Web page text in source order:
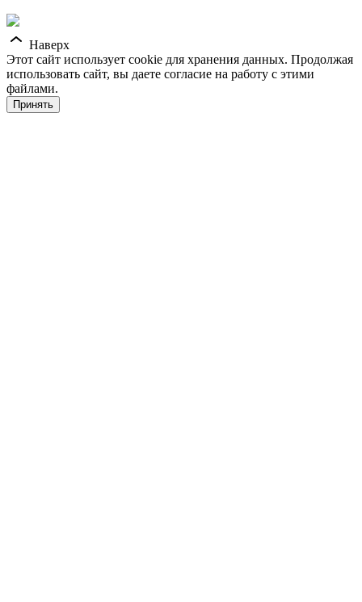
Наверх
Этот сайт использует cookie для хранения данных. Продолжая
использовать сайт, вы даете согласие на работу с этими
файлами.
Принять